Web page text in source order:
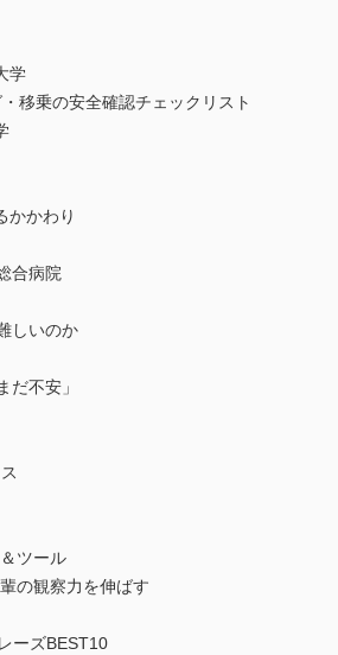
学
移乗の安全確認チェックリスト
かかわり
合病院
しいのか
不安」
ツール
の観察力を伸ばす
ーズBEST10